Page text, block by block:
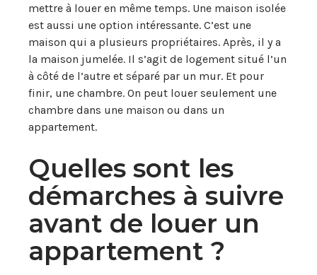
mettre à louer en même temps. Une maison isolée
est aussi une option intéressante. C’est une
maison qui a plusieurs propriétaires. Après, il y a
la maison jumelée. Il s’agit de logement situé l’un
à côté de l’autre et séparé par un mur. Et pour
finir, une chambre. On peut louer seulement une
chambre dans une maison ou dans un
appartement.
Quelles sont les
démarches à suivre
avant de louer un
appartement ?